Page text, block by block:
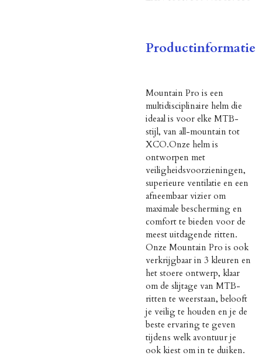
Productinformatie
Mountain Pro is een
multidisciplinaire helm die
ideaal is voor elke MTB-
stijl, van all-mountain tot
XCO.Onze helm is
ontworpen met
veiligheidsvoorzieningen,
superieure ventilatie en een
afneembaar vizier om
maximale bescherming en
comfort te bieden voor de
meest uitdagende ritten.
Onze Mountain Pro is ook
verkrijgbaar in 3 kleuren en
het stoere ontwerp, klaar
om de slijtage van MTB-
ritten te weerstaan, belooft
je veilig te houden en je de
beste ervaring te geven
tijdens welk avontuur je
ook kiest om in te duiken.